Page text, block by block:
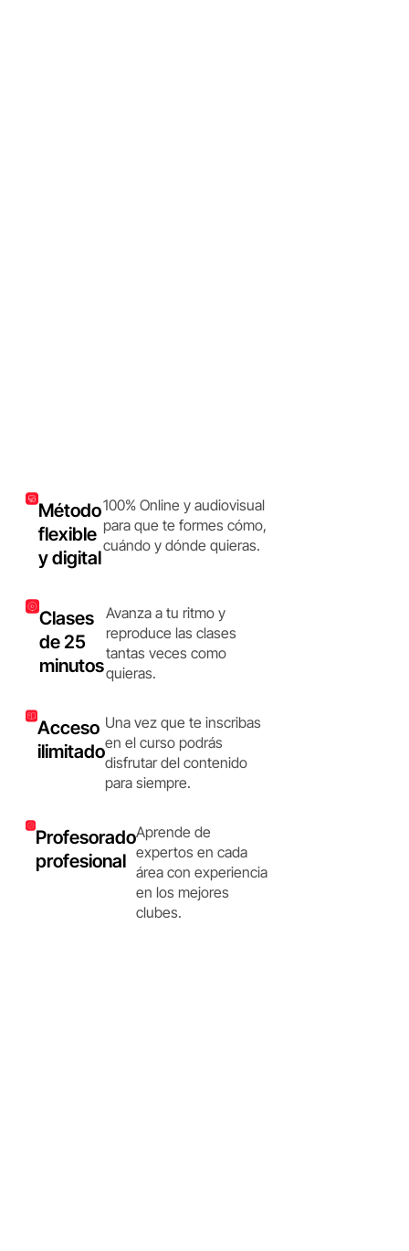
Método
flexible
y digital
100% Online y audiovisual
para que te formes cómo,
cuándo y dónde quieras.
Clases
de 25
minutos
Avanza a tu ritmo y
reproduce las clases
tantas veces como
quieras.
Acceso
ilimitado
Una vez que te inscribas
en el curso podrás
disfrutar del contenido
para siempre.
Profesorado
profesional
Aprende de
expertos en cada
área con experiencia
en los mejores
clubes.